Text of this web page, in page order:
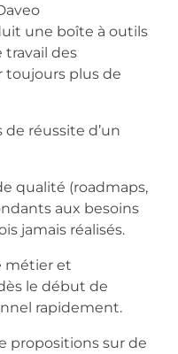
une boîte à outils
des
toujours plus de
réussite d’un
qualité (roadmaps,
aux besoins
jamais réalisés.
et
le début de
rapidement.
sur de